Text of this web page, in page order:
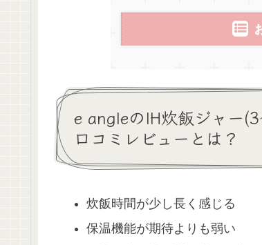
e angleのIH炊飯ジャー
口コミレビューとは？
炊飯時間が少し長く感じる
保温機能が期待よりも弱い